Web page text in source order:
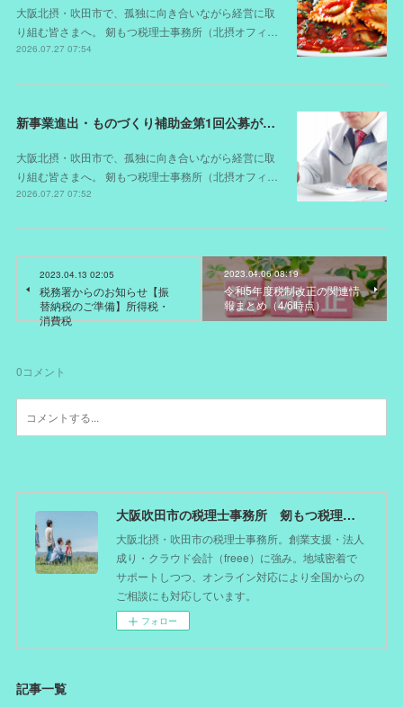
大阪北摂・吹田市で、孤独に向き合いながら経営に取
り組む皆さまへ。 剱もつ税理士事務所（北摂オフィ…
2026.07.27 07:54
新事業進出・ものづくり補助金第1回公募が開始されました（スケジュールが変更されました）
大阪北摂・吹田市で、孤独に向き合いながら経営に取
り組む皆さまへ。 剱もつ税理士事務所（北摂オフィ…
2026.07.27 07:52
2023.04.13 02:05
税務署からのお知らせ【振
替納税のご準備】所得税・
消費税
2023.04.06 08:19
令和5年度税制改正の関連情
報まとめ（4/6時点）
0コメント
大阪吹田市の税理士事務所 剱もつ税理士（北摂オフィス）―かつてdoctorを目指した税理士が企業のホームドクターとしてあなたの事業をサポート。税理士が直接担当する『かかりつけ税理士』
大阪北摂・吹田市の税理士事務所。創業支援・法人
成り・クラウド会計（freee）に強み。地域密着で
サポートしつつ、オンライン対応により全国からの
ご相談にも対応しています。
フォロー
記事一覧